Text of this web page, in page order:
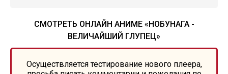
СМОТРЕТЬ ОНЛАЙН АНИМЕ «НОБУНАГА -
ВЕЛИЧАЙШИЙ ГЛУПЕЦ»
Осуществляется тестирование нового плеера,